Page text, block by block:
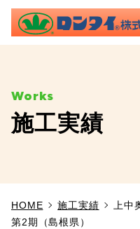
TOP
施工実績
施工実績
HOME 施工実績
上
第2期（島根県）